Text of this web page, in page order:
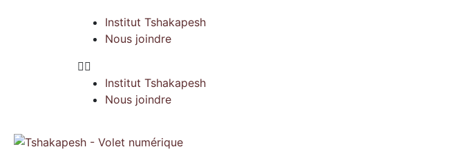
Institut Tshakapesh
Nous joindre
Institut Tshakapesh
Nous joindre